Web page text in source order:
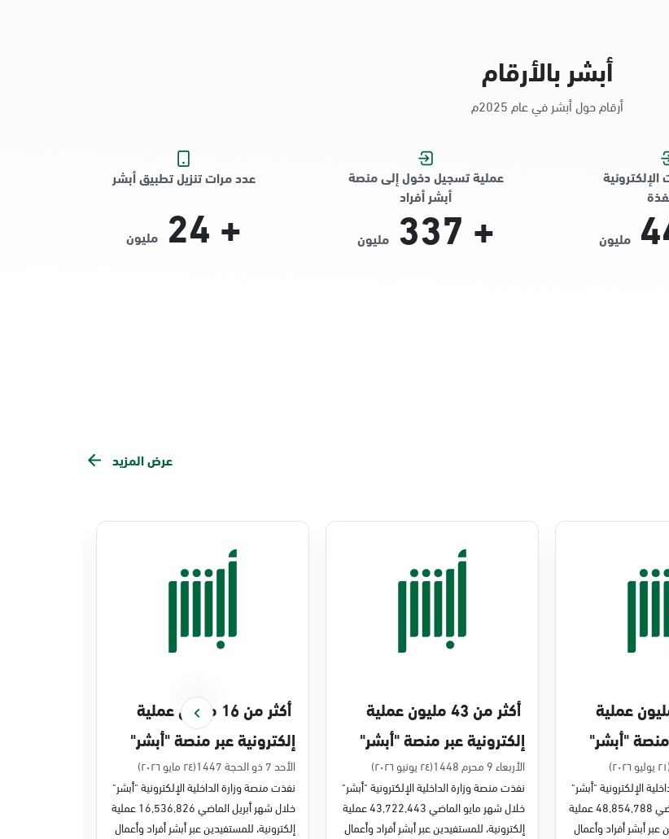
أبشر بالأرقام
أرقام حول أبشر في عام 2025م
مليون
عملية تسجيل دخول إلى منصة
أبشر أفراد
+
337 مليون
عدد مرات تنزيل تطبيق أبشر
+
24 مليون
عرض المزيد
من 48 مليون عملية
منصة "أبشر"
(٢١ يوليو ٢٠٢٦)
الإلكترونية "أبشر"
خلال شهر يونيو الماضي 48,854,788 عملية
عبر أبشر أفراد وأعمال
أكثر من 43 مليون عملية
إلكترونية عبر منصة "أبشر"
في مايو 2026م
الأربعاء 9 محرم 1448
(٢٤ يونيو ٢٠٢٦)
نفذت منصة وزارة الداخلية الإلكترونية "أبشر"
خلال شهر مايو الماضي 43,722,443 عملية
إلكترونية، للمستفيدين عبر أبشر أفراد وأعمال
أكثر من 16 مليون عملية
إلكترونية عبر منصة "أبشر"
في أبريل 2026م
الأحد 7 ذو الحجة 1447
(٢٤ مايو ٢٠٢٦)
نفذت منصة وزارة الداخلية الإلكترونية "أبشر"
خلال شهر أبريل الماضي 16,536,826 عملية
إلكترونية، للمستفيدين عبر أبشر أفراد وأعمال